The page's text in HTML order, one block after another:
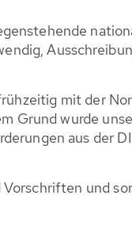
mit der
Grund wurde
aus der
und